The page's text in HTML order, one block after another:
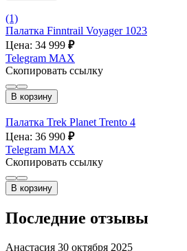
(1)
Палатка Finntrail Voyager 1023
Цена: 34 999 ₽
Telegram MAX
Скопировать ссылку
В корзину
Палатка Trek Planet Trento 4
Цена: 36 990 ₽
Telegram MAX
Скопировать ссылку
В корзину
Последние отзывы
Анастасия 30 октября 2025